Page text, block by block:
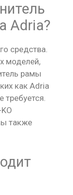
Adria?
средства.
моделей,
рамы
как Adria
требуется.
также